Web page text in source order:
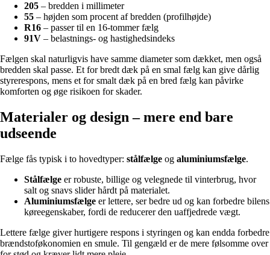
205 – bredden i millimeter
55 – højden som procent af bredden (profilhøjde)
R16 – passer til en 16-tommer fælg
91V – belastnings- og hastighedsindeks
Fælgen skal naturligvis have samme diameter som dækket, men også
bredden skal passe. Et for bredt dæk på en smal fælg kan give dårlig
styrerespons, mens et for smalt dæk på en bred fælg kan påvirke
komforten og øge risikoen for skader.
Materialer og design – mere end bare
udseende
Fælge fås typisk i to hovedtyper: stålfælge og aluminiumsfælge.
Stålfælge er robuste, billige og velegnede til vinterbrug, hvor
salt og snavs slider hårdt på materialet.
Aluminiumsfælge er lettere, ser bedre ud og kan forbedre bilens
køreegenskaber, fordi de reducerer den uaffjedrede vægt.
Lettere fælge giver hurtigere respons i styringen og kan endda forbedre
brændstoføkonomien en smule. Til gengæld er de mere følsomme over